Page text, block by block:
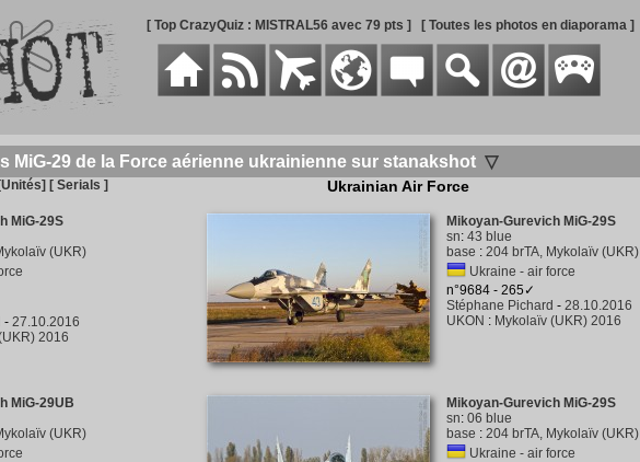
[ Top CrazyQuiz : MISTRAL56 avec 79 pts ] [ Toutes les photos en diaporama ]
MiG-29 de la Force aérienne ukrainienne sur stanakshot▽
[Unités] [ Serials ] Ukrainian Air Force
MiG-29S
(UKR)
- 27.10.2016
2016
Mikoyan-Gurevich MiG-29S
sn: 43 blue
base : 204 brTA, Mykolaïv (UKR)
Ukraine - air force
n°9684 - 265✓
Stéphane Pichard - 28.10.2016
UKON : Mykolaïv (UKR) 2016
MiG-29UB
(UKR)
Mikoyan-Gurevich MiG-29S
sn: 06 blue
base : 204 brTA, Mykolaïv (UKR)
Ukraine - air force